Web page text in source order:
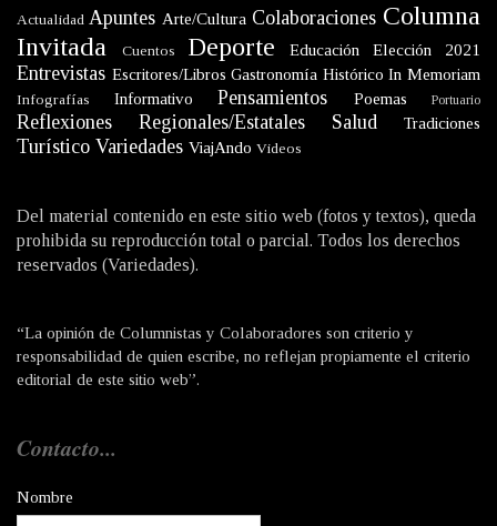
Actualidad Apuntes Arte/Cultura Colaboraciones Columna
Invitada
Cuentos Deporte Educación Elección 2021
Entrevistas Escritores/Libros Gastronomía Histórico In Memoriam
Infografías Informativo Pensamientos Poemas Portuario
Reflexiones Regionales/Estatales Salud Tradiciones
Turístico Variedades ViajAndo Videos
Del material contenido en este sitio web (fotos y textos), queda
prohibida su reproducción total o parcial. Todos los derechos
reservados (Variedades).
“La opinión de Columnistas y Colaboradores son criterio y
responsabilidad de quien escribe, no reflejan propiamente el criterio
editorial de este sitio web”.
Contacto...
Nombre